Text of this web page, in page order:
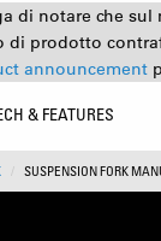
di notare che
di prodotto
announcement
& FEATURES
SUSPENSION FORK